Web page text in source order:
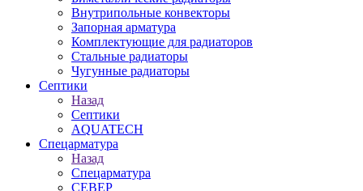
Внутрипольные конвекторы
Запорная арматура
Комплектующие для радиаторов
Стальные радиаторы
Чугунные радиаторы
Септики
Назад
Септики
AQUATECH
Спецарматура
Назад
Спецарматура
СЕВЕР